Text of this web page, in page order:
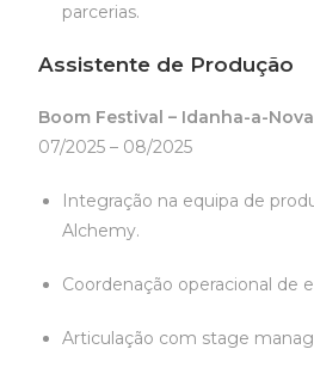
parcerias.
Assistente de Produção
Boom Festival – Idanha-a-Nova
07/2025 – 08/2025
Integração na equipa de
Alchemy.
Coordenação operacional de
Articulação com stage